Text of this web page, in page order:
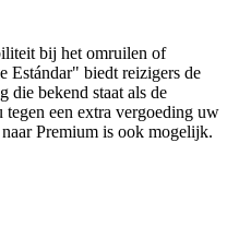
bij het omruilen of
Estándar" biedt reizigers de
die bekend staat als de
een extra vergoeding uw
Premium is ook mogelijk.